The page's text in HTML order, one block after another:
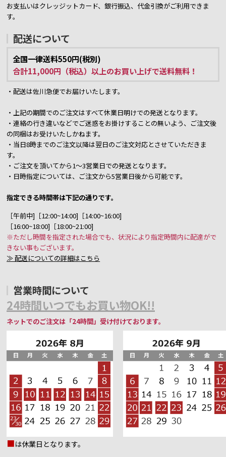
お支払いはクレッジットカード、銀行振込、代金引換がご利用できま
す。
配送について
全国一律送料550円(税別)
合計11,000円（税込）以上のお買い上げで送料無料！
・配送は佐川急便でお届けいたします。
・上記の期間でのご注文はすべて休業日明けでの発送となります。
・連絡の行き違いなどでご迷惑をお掛けすることの無いよう、ご注文後
の同梱はお受けいたしかねます。
・当日8時までのご注文以降は翌日のご注文対応とさせていただきま
す。
・ご注文を頂いてから1～3営業日での発送となります。
・日時指定については、ご注文から5営業日後から可能です。
指定できる時間帯は下記の通りです。
［午前中]［12:00~14:00]［14:00~16:00]
［16:00~18:00]［18:00~21:00]
※ただし時間を指定された場合でも、状況により指定時間内に配達がで
きない事もございます。
≫ 配送についての詳細はこちら
営業時間について
24時間いつでもお買い物OK!!
ネットでのご注文は「24時間」受け付けております。
■は休業日となります。